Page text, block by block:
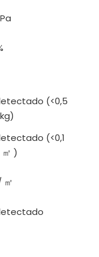
(<0,5
(<0,1
㎡ )
㎡